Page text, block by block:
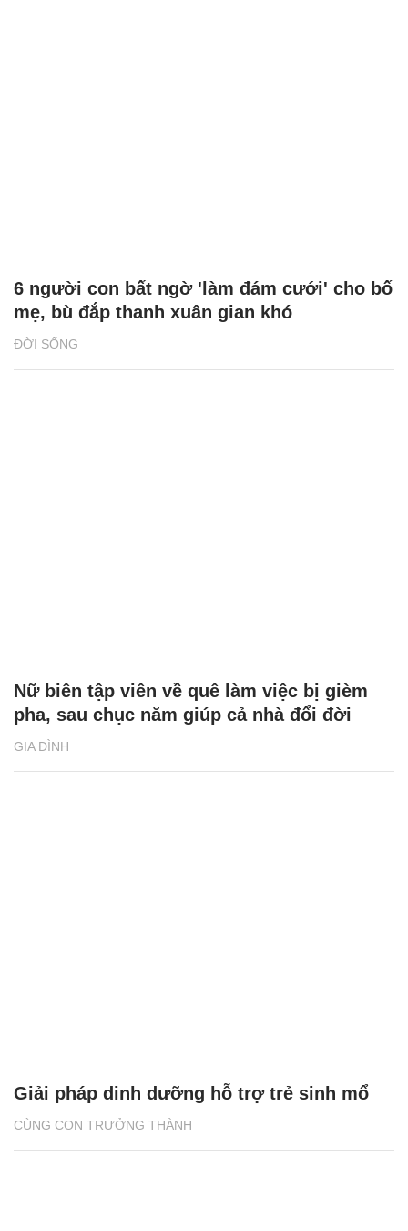
ĐỜI SỐNG
6 người con bất ngờ 'làm đám cưới' cho bố
mẹ, bù đắp thanh xuân gian khó
GIA ĐÌNH
Nữ biên tập viên về quê làm việc bị gièm
pha, sau chục năm giúp cả nhà đổi đời
CÙNG CON TRƯỞNG THÀNH
Giải pháp dinh dưỡng hỗ trợ trẻ sinh mổ